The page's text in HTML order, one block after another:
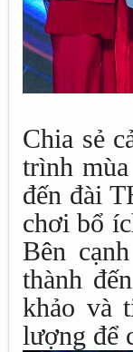
Chia sẻ
trình
đến đài
chơi bổ
Bên
thành
khảo và
lượng để